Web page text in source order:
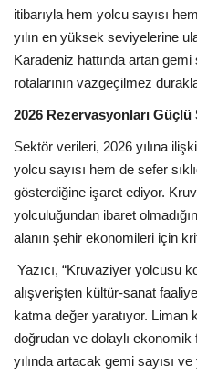
itibarıyla hem yolcu sayısı
yılın en yüksek seviyelerine
Karadeniz hattında artan
rotalarının vazgeçilmez
2026 Rezervasyonları
Sektör verileri, 2026 yılına
yolcu sayısı hem de sefer
gösterdiğine işaret ediyor.
yolculuğundan ibaret
alanın şehir ekonomileri için
Yazıcı, “Kruvaziyer yolcusu
alışverişten kültür-sanat
katma değer yaratıyor. Liman
doğrudan ve dolaylı ekonomik
yılında artacak gemi sayısı